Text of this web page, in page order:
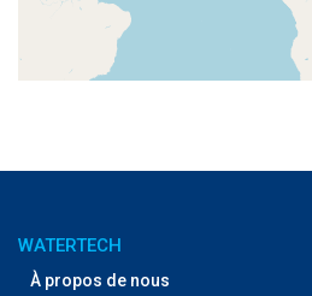
WATERTECH
À propos de nous